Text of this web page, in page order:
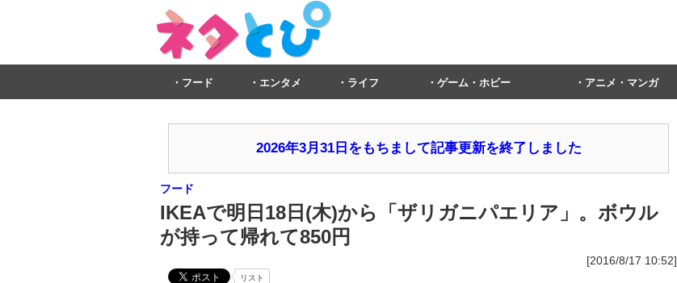
フード エンタメ ライフ ゲーム・ホビー アニメ・マンガ
2026年3月31日をもちまして記事更新を終了しました
フード
IKEAで明日18日(木)から「ザリガニパエリア」。ボウル
が持って帰れて850円
[2016/8/17 10:52]
リスト